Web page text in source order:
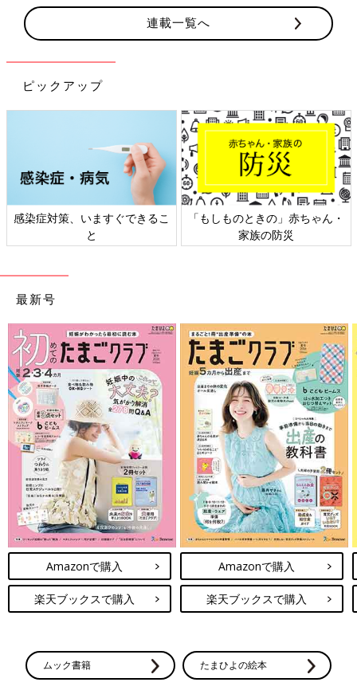
連載一覧へ
ピックアップ
感染症対策、いますぐできるこ
と
「もしものときの」赤ちゃん・
家族の防災
最新号
Amazonで購入
楽天ブックスで購入
Amazonで購入
楽天ブックスで購入
ムック書籍 たまひよの絵本